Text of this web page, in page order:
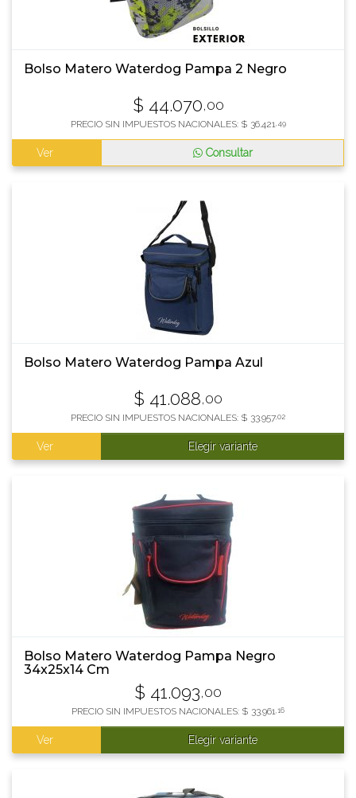
Bolso Matero Waterdog Pampa 2 Negro
$ 44.070,00
PRECIO SIN IMPUESTOS NACIONALES: $ 36.421 ,49
Ver Consultar
Bolso Matero Waterdog Pampa Azul
$ 41.088,00
PRECIO SIN IMPUESTOS NACIONALES: $ 33.957,02
Ver Elegir variante
Bolso Matero Waterdog Pampa Negro
34x25x14 Cm
$ 41.093,00
PRECIO SIN IMPUESTOS NACIONALES: $ 33.961,16
Ver Elegir variante